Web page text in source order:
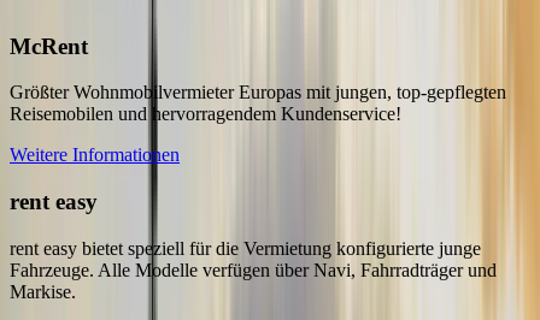
McRent
Größter Wohnmobilvermieter Europas mit jungen, top-gepflegten
Reisemobilen und hervorragendem Kundenservice!
Weitere Informationen
rent easy
rent easy bietet speziell für die Vermietung konfigurierte junge
Fahrzeuge. Alle Modelle verfügen über Navi, Fahrradträger und
Markise.